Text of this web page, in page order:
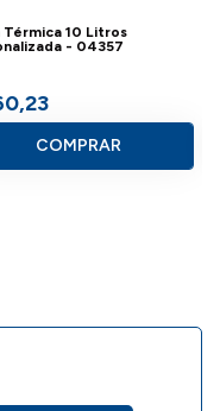
Térmica 10 Litros
- 04357
COMPRAR